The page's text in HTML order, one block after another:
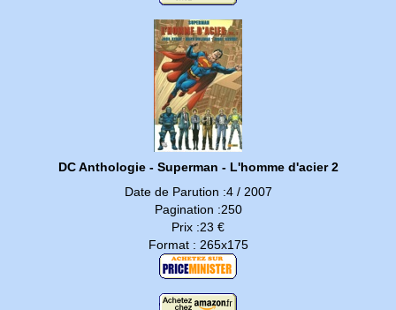
DC Anthologie - Superman - L'homme d'acier 2
Date de Parution :4 / 2007
Pagination :250
Prix :23 €
Format : 265x175